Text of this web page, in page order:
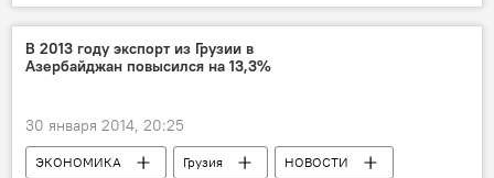
В 2013 году экспорт из Грузии в
Азербайджан повысился на 13,3%
30 января 2014, 20:25
ЭКОНОМИКА Грузия НОВОСТИ